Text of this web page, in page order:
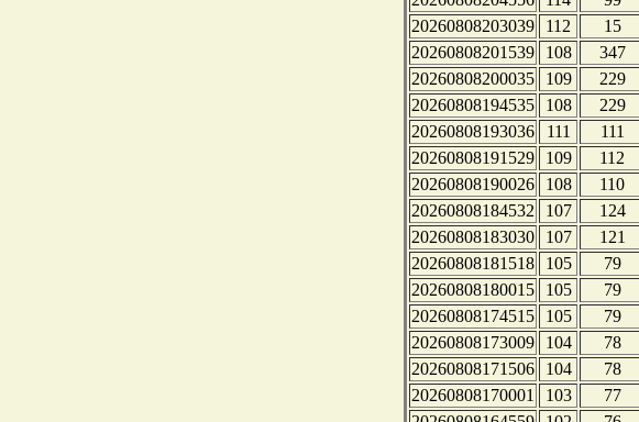
20260808203039
112 15
20260808201539
108 347
20260808200035
109 229
20260808194535
108 229
20260808193036
111 111
20260808191529
109 112
20260808190026
108 110
20260808184532
107 124
20260808183030
107 121
20260808181518
105 79
20260808180015
105 79
20260808174515
105 79
20260808173009
104 78
20260808171506
104 78
20260808170001
103 77